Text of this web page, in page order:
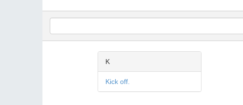
K
Kick off.